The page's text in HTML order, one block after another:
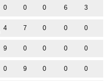
0 0 0 6 3
4 7 0 0 0
9 0 0 0 0
0 9 0 0 0